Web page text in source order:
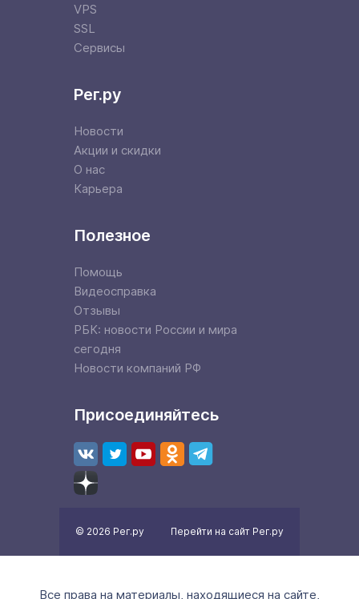
VPS
SSL
Сервисы
Рег.ру
Новости
Акции и скидки
О нас
Карьера
Полезное
Помощь
Видеосправка
Отзывы
РБК: новости России и мира
сегодня
Новости компаний РФ
Присоединяйтесь
© 2026 Рег.ру Перейти на сайт Рег.ру
Все права на материалы, находящиеся на сайте,